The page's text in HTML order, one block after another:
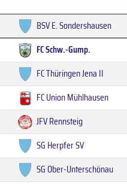
BSV E. Sondershausen
FC Schw.-Gump.
FC Thüringen Jena II
FC Union Mühlhausen
JFV Rennsteig
SG Herpfer SV
SG Ober-Unterschönau